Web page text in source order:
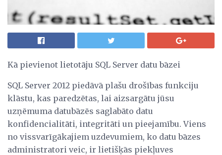
Kā pievienot lietotāju SQL Server datu bāzei
SQL Server 2012 piedāvā plašu drošības funkciju
klāstu, kas paredzētas, lai aizsargātu jūsu
uzņēmuma datubāzēs saglabāto datu
konfidencialitāti, integritāti un pieejamību. Viens
no vissvarīgākajiem uzdevumiem, ko datu bāzes
administratori veic, ir lietišķās piekļuves